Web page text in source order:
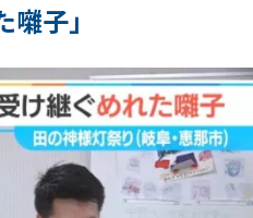
囃子」